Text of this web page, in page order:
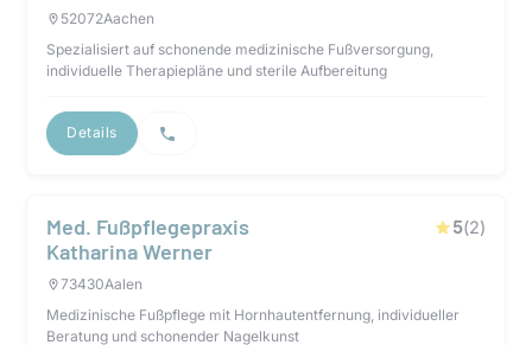
52072Aachen
Spezialisiert auf schonende medizinische Fußversorgung,
individuelle Therapiepläne und sterile Aufbereitung
Details
Med. Fußpflegepraxis
Katharina Werner
5(2)
73430Aalen
Medizinische Fußpflege mit Hornhautentfernung, individueller
Beratung und schonender Nagelkunst